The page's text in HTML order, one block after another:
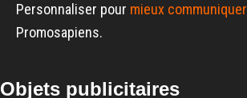
Personnaliser pour mieux communiquer
Promosapiens.
Objets publicitaires